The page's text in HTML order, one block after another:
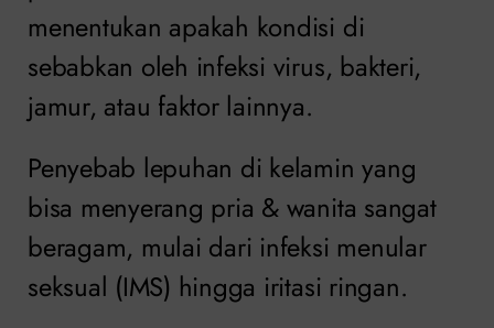
menentukan apakah kondisi di
sebabkan oleh infeksi virus, bakteri,
jamur, atau faktor lainnya.
Penyebab lepuhan di kelamin yang
bisa menyerang pria & wanita sangat
beragam, mulai dari infeksi menular
seksual (IMS) hingga iritasi ringan.